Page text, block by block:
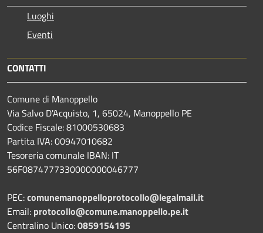
Luoghi
Eventi
CONTATTI
Comune di Manoppello
Via Salvo D'Acquisto, 1, 65024, Manoppello PE
Codice Fiscale: 81000530683
Partita IVA: 00947010682
Tesoreria comunale IBAN: IT
56F0874777330000000046777
PEC:comunemanoppelloprotocollo@legalmail.it
Email: protocollo@comune.manoppello.pe.it
Centralino Unico:0859154195